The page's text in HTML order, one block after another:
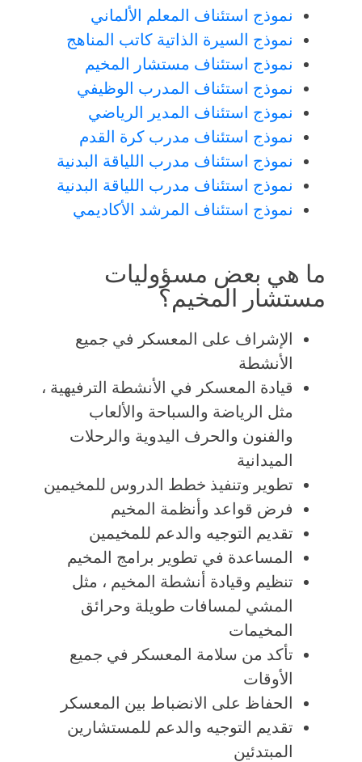
نموذج استئناف المعلم الألماني
نموذج السيرة الذاتية كاتب المناهج
نموذج استئناف مستشار المخيم
نموذج استئناف المدرب الوظيفي
نموذج استئناف المدير الرياضي
نموذج استئناف مدرب كرة القدم
نموذج استئناف مدرب اللياقة البدنية
نموذج استئناف مدرب اللياقة البدنية
نموذج استئناف المرشد الأكاديمي
ما هي بعض مسؤوليات
مستشار المخيم؟
الإشراف على المعسكر في جميع
الأنشطة
قيادة المعسكر في الأنشطة الترفيهية ،
مثل الرياضة والسباحة والألعاب
والفنون والحرف اليدوية والرحلات
الميدانية
تطوير وتنفيذ خطط الدروس للمخيمين
فرض قواعد وأنظمة المخيم
تقديم التوجيه والدعم للمخيمين
المساعدة في تطوير برامج المخيم
تنظيم وقيادة أنشطة المخيم ، مثل
المشي لمسافات طويلة وحرائق
المخيمات
تأكد من سلامة المعسكر في جميع
الأوقات
الحفاظ على الانضباط بين المعسكر
تقديم التوجيه والدعم للمستشارين
المبتدئين